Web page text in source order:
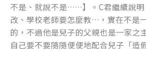
不是、就說不是……】。C君繼續說明
改、學校老師要怎麼教…，實在不是
的，不過他是兒子的父親也是一家之
自己要不要隨隨便便地配合兒子「造